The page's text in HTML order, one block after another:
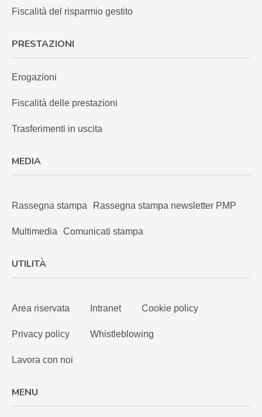
Fiscalità del risparmio gestito
PRESTAZIONI
Erogazioni
Fiscalità delle prestazioni
Trasferimenti in uscita
MEDIA
Rassegna stampa Rassegna stampa newsletter PMP
Multimedia Comunicati stampa
UTILITÀ
Area riservata Intranet Cookie policy
Privacy policy Whistleblowing
Lavora con noi
MENU